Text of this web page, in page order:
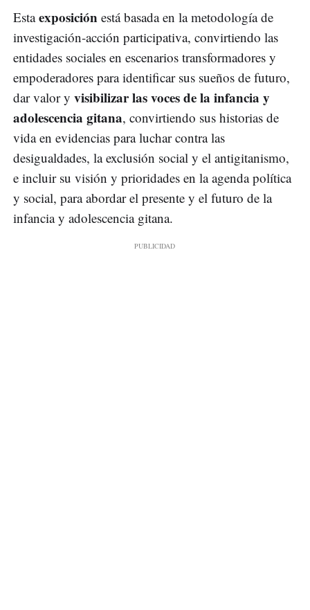
Estaexposición está basada en la metodología de
investigación-acción participativa, convirtiendo las
entidades sociales en escenarios transformadores y
empoderadores para identificar sus sueños de futuro,
dar valor y visibilizar las voces de la infancia y
adolescencia gitana, convirtiendo sus historias de
vida en evidencias para luchar contra las
desigualdades, la exclusión social y el antigitanismo,
e incluir su visión y prioridades en la agenda política
y social, para abordar el presente y el futuro de la
infancia y adolescencia gitana.